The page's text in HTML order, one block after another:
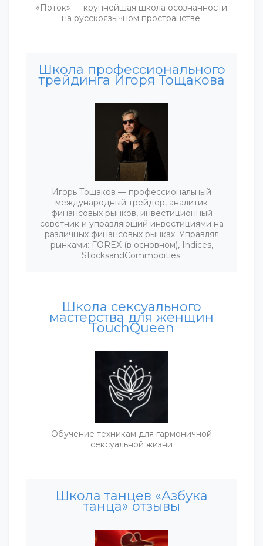
«Поток» — крупнейшая школа осознанности
на русскоязычном пространстве.
Школа профессионального
трейдинга Игоря Тощакова
Игорь Тощаков — профессиональный
международный трейдер, аналитик
финансовых рынков, инвестиционный
советник и управляющий инвестициями на
различных финансовых рынках. Управлял
рынками: FOREX (в основном), Indices,
StocksandCommodities.
Школа сексуального
мастерства для женщин
TouchQueen
Обучение техникам для гармоничной
сексуальной жизни
Школа танцев «Азбука
танца» отзывы